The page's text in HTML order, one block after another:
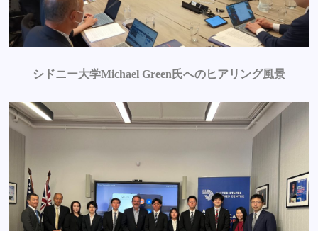
シドニー大学Michael Green氏へのヒアリング風景